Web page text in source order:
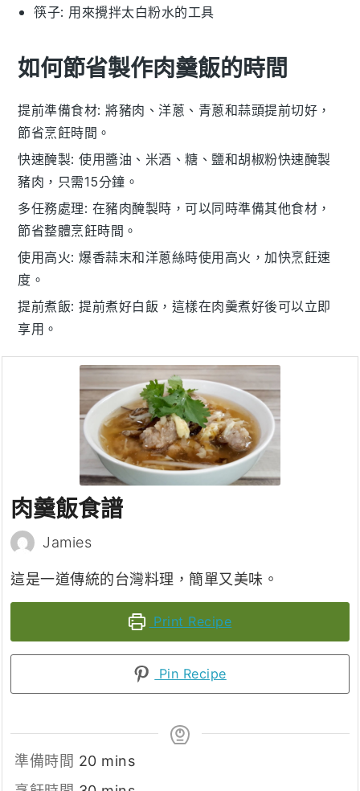
筷子: 用來攪拌太白粉水的工具
如何節省製作肉羹飯的時間
提前準備食材: 將豬肉 、洋蔥 、 青蔥和蒜頭提前切好，
節省烹飪時間。
快速醃製: 使用醬油 、 米酒 、糖 、 鹽和胡椒粉快速醃製
豬肉 ，只需15分鐘。
多任務處理: 在豬肉醃製時，可以同時準備其他食材，
節省整體烹飪時間。
使用高火: 爆香蒜末和洋蔥絲時使用高火，加快烹飪速
度。
提前煮飯: 提前煮好白飯 ，這樣在肉羹煮好後可以立即
享用。
肉羹飯食譜
Jamies
這是一道傳統的台灣料理，簡單又美味。
Print Recipe
Pin Recipe
準備時間 20minutes
mins